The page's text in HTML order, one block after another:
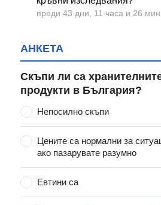
преди 43 дни, 11 часа и 26 мин.
АНКЕТА
Скъпи ли са
продукти в България?
Непосилно скъпи
Цените са нормални за
ако пазарувате разумно
Евтини са